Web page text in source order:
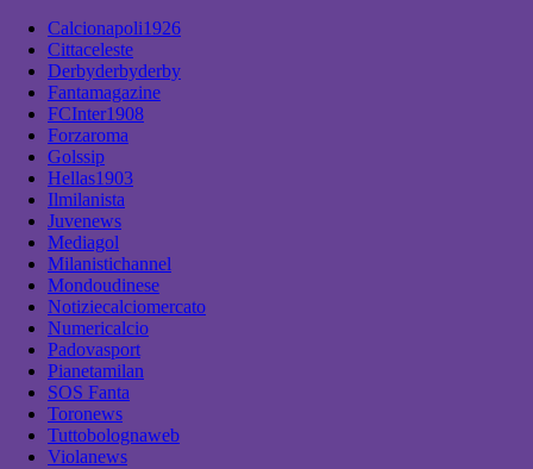
Calcionapoli1926
Cittaceleste
Derbyderbyderby
Fantamagazine
FCInter1908
Forzaroma
Golssip
Hellas1903
Ilmilanista
Juvenews
Mediagol
Milanistichannel
Mondoudinese
Notiziecalciomercato
Numericalcio
Padovasport
Pianetamilan
SOS Fanta
Toronews
Tuttobolognaweb
Violanews